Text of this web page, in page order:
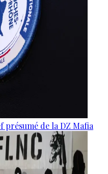
de la DZ Mafia